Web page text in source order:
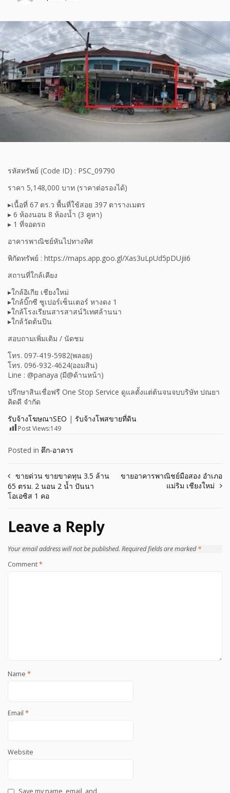
รหัสทรัพย์ (Code ID) : PSC_09790
ราคา 5,148,000 บาท (ราคาต่อรองได้)
▸เนื้อที่ 67 ตร.ว พื้นที่ใช้สอย 397 ตารางเมตร
▸ 6 ห้องนอน 8 ห้องน้ำ (3 คูหา)
▸ 1 ที่จอดรถ
อาคารพาณิชย์หันไปทางทิศ
พิกัดทรัพย์ : https://maps.app.goo.gl/Xas3uLpUd5pDUjii6
สถานที่ใกล้เคียง
▸ใกล้อิเกีย เชียงใหม่
▸ใกล้บิ๊กซี ซูเปอร์เซ็นเตอร์ หางดง 1
▸ใกล้โรงเรียนสารสาสน์วิเทศล้านนา
▸ใกล้วัดต้นปิน
สอบถามเพิ่มเติม / นัดชม
โทร. 097-419-5982(พลอย)
โทร. 096-932-4624(ออมสิน)
Line : @panaya (มี@ด้านหน้า)
ปรึกษาสินเชื่อฟรี One Stop Service ดูแลตั้งแต่ต้นจนจบบริษัท ปณยา
คิดดี จำกัด
รับจ้างโฆษณาSEO | รับจ้างโพสขายที่ดิน
Post Views:149
Posted in ตึก-อาคาร
Post
navigation
ขายด่วน ขายขาดทุน 3.5 ล้าน
65 ตรม. 2 นอน 2 น้ำ ปันนา
โอเอซิส 1 คอ
ขายอาคารพาณิชย์มือสอง อำเภอ
แม่ริม เชียงใหม่
Leave a Reply
Your email address will not be published. Required fields are marked*
Comment*
Name *
Email *
Website
Save my name, email, and